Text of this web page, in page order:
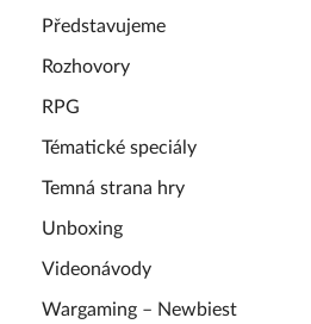
Představujeme
Rozhovory
RPG
Tématické speciály
Temná strana hry
Unboxing
Videonávody
Wargaming – Newbiest